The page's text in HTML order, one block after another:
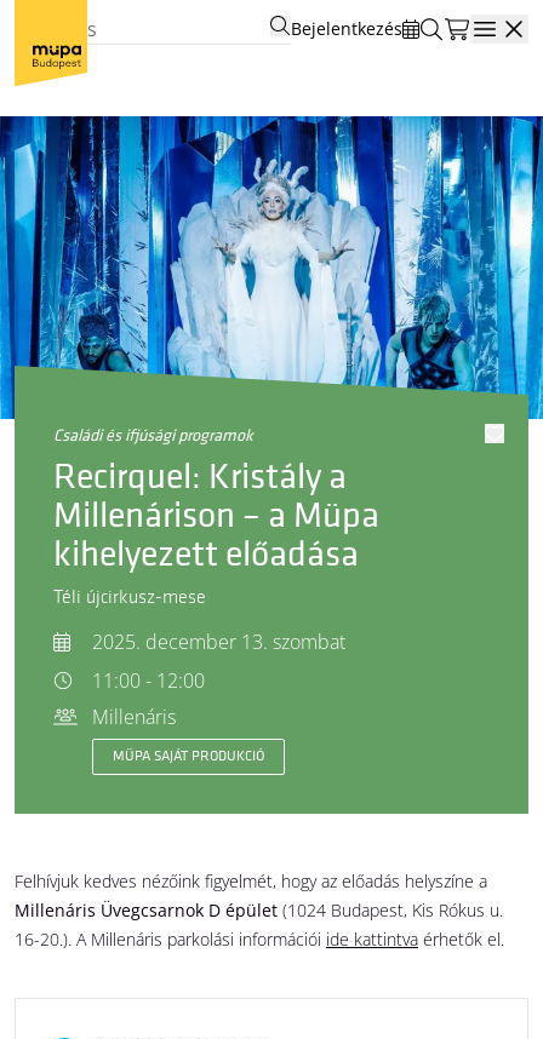
Bejelentkezés
családi és ifjúsági programok
Recirquel: Kristály a
Millenárison – a Müpa
kihelyezett előadása
Téli újcirkusz-mese
2025. december 13. szombat
11:00 - 12:00
Millenáris
MÜPA SAJÁT PRODUKCIÓ
Felhívjuk kedves nézőink figyelmét, hogy az előadás helyszíne a
Millenáris Üvegcsarnok D épület (1024 Budapest, Kis Rókus u.
16-20.). A Millenáris parkolási információi ide kattintva érhetők el.